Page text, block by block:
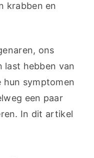
krabben en
ons
last hebben van
hun symptomen
een paar
In dit artikel